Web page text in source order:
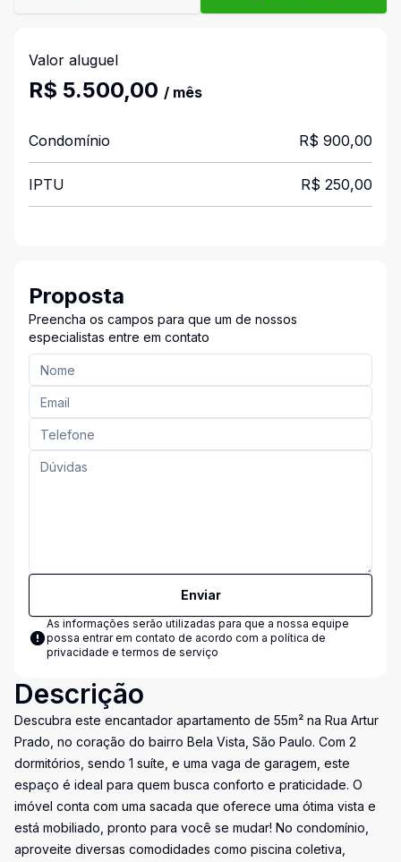
Valor aluguel
R$ 5.500,00 / mês
Condomínio R$ 900,00
IPTU R$ 250,00
Proposta
Preencha os campos para que um de nossos
especialistas entre em contato
Enviar
As informações serão utilizadas para que a nossa equipe
possa entrar em contato de acordo com a política de
privacidade e termos de serviço
Descrição
Descubra este encantador apartamento de 55m² na Rua Artur
Prado, no coração do bairro Bela Vista, São Paulo. Com 2
dormitórios, sendo 1 suíte, e uma vaga de garagem, este
espaço é ideal para quem busca conforto e praticidade. O
imóvel conta com uma sacada que oferece uma ótima vista e
está mobiliado, pronto para você se mudar! No condomínio,
aproveite diversas comodidades como piscina coletiva,